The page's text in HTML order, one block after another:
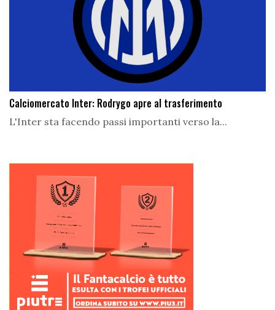
Calciomercato Inter: Rodrygo apre al trasferimento
L'Inter sta facendo passi importanti verso la...